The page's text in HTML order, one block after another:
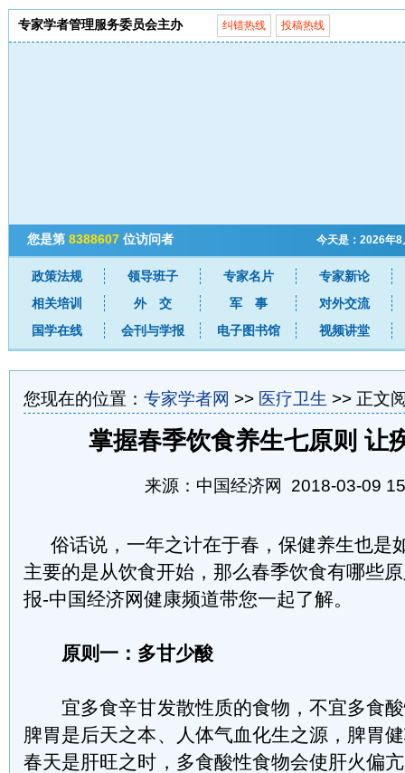
专家学者管理服务委员会主办 纠错热线 投稿热线
您是第 8388607 位访问者 今天是：2026年
政策法规 领导班子 专家名片
专家新论
相关培训
外 交 军 事
对外交流
国学在线
会刊与学报 电子图书馆 视频讲堂
您现在的位置： 专家学者网 >> 医疗卫生 >> 正文
掌握春季饮食养生七原则 让
来源：中国经济网 2018-03-09
俗话说，一年之计在于春，保健养生也是
主要的是从饮食开始，那么春季饮食有哪些
报-中国经济网健康频道带您一起了解。
原则一：多甘少酸
宜多食辛甘发散性质的食物，不宜多食酸
脾胃是后天之本、人体气血化生之源，脾胃
春天是肝旺之时，多食酸性食物会使肝火偏